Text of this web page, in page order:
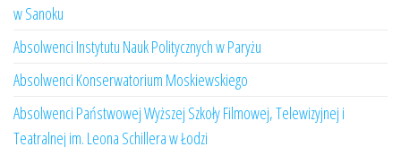
w Sanoku
Absolwenci Instytutu Nauk Politycznych w Paryżu
Absolwenci Konserwatorium Moskiewskiego
Absolwenci Państwowej Wyższej Szkoły Filmowej, Telewizyjnej i
Teatralnej im. Leona Schillera w Łodzi